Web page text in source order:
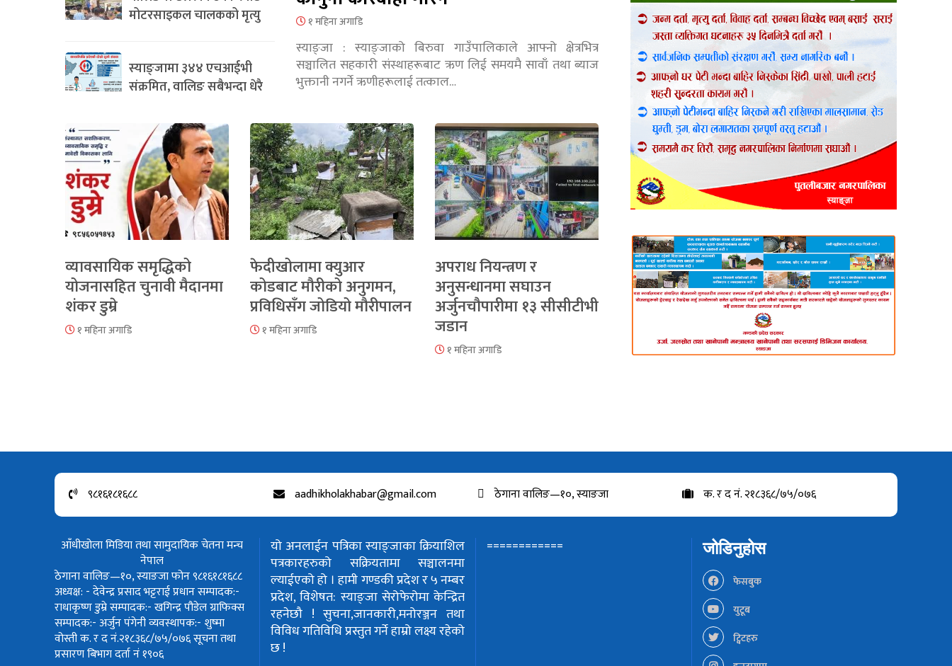
मोटरसाइकल चालकको मृत्यु
स्याङ्जामा ३४४ एचआईभी
संक्रमित, वालिङ सबैभन्दा धेरै
१ महिना अगाडि
स्याङ्जा : स्याङ्जाको बिरुवा गाउँपालिकाले आफ्नो क्षेत्रभित्र
सञ्चालित सहकारी संस्थाहरूबाट ऋण लिई समयमै सावाँ तथा ब्याज
भुक्तानी नगर्ने ऋणीहरूलाई तत्काल…
व्यावसायिक समृद्धिको
योजनासहित चुनावी मैदानमा
शंकर डुम्रे
१ महिना अगाडि
फेदीखोलामा क्युआर
कोडबाट मौरीको अनुगमन,
प्रविधिसँग जोडियो मौरीपालन
१ महिना अगाडि
अपराध नियन्त्रण र
अनुसन्धानमा सघाउन
अर्जुनचौपारीमा १३ सीसीटीभी
जडान
१ महिना अगाडि
९८१६१८१६८८ aadhikholakhabar@gmail.com ठेगाना वालिङ—१०, स्याङजा क. र द नं. २१८३६८/७५/०७६
आँधीखोला मिडिया तथा सामुदायिक चेतना मन्च
नेपाल
ठेगाना वालिङ—१०, स्याङजा फोन ९८१६१८१६८८
अध्यक्ष: - देवेन्द्र प्रसाद भट्टराईप्रधान सम्पादक:-
राधाकृष्ण डुम्रेसम्पादक:- खगिन्द्र पौडेलग्राफिक्स
सम्पादक:- अर्जुन पंगेनीव्यवस्थापक:- शुष्मा
वोस्तीक. र द नं.२१८३६८/७५/०७६सूचना तथा
प्रसारण बिभाग दर्ता नं १९०६
यो अनलाईन पत्रिका स्याङ्जाका क्रियाशिल
पत्रकारहरुको सक्रियतामा सञ्चालनमा
ल्याईएको हो । हामी गण्डकी प्रदेश र ५ नम्बर
प्रदेश, विशेषत: स्याङ्जा सेरोफेरोमा केन्द्रित
रहनेछौ !सुचना,जानकारी,मनोरञ्जन तथा
विविध गतिविधि प्रस्तुत गर्ने हाम्रो लक्ष्य रहेको
छ !
============ जोडिनुहोस
फेसबुक
युटूब
ट्विटहरु